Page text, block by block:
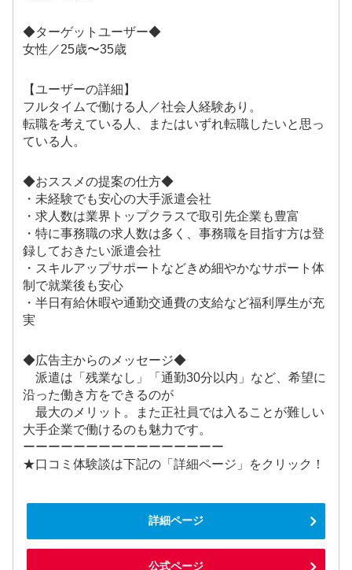
◆ターゲットユーザー◆
女性／25歳〜35歳
【ユーザーの詳細】
フルタイムで働ける人／社会人経験あり。
転職を考えている人、またはいずれ転職したいと思っ
ている人。
◆おススメの提案の仕方◆
・未経験でも安心の大手派遣会社
・求人数は業界トップクラスで取引先企業も豊富
・特に事務職の求人数は多く、事務職を目指す方は登
録しておきたい派遣会社
・スキルアップサポートなどきめ細やかなサポート体
制で就業後も安心
・半日有給休暇や通勤交通費の支給など福利厚生が充
実
◆広告主からのメッセージ◆
派遣は「残業なし」「通勤30分以内」など、希望に
沿った働き方をできるのが
最大のメリット。また正社員では入ることが難しい
大手企業で働けるのも魅力です。
ーーーーーーーーーーーーーーーー
★口コミ体験談は下記の「詳細ページ」をクリック！
詳細ページ
公式ページ